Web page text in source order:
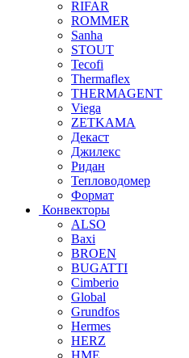
RIFAR
ROMMER
Sanha
STOUT
Tecofi
Thermaflex
THERMAGENT
Viega
ZETKAMA
Декаст
Джилекс
Ридан
Тепловодомер
Формат
Конвекторы
ALSO
Baxi
BROEN
BUGATTI
Cimberio
Global
Grundfos
Hermes
HERZ
HME